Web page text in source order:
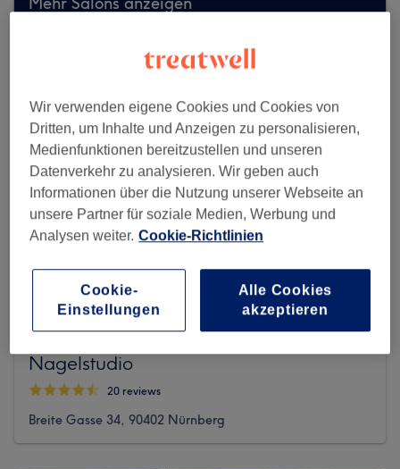
Nagelstudio
20 reviews
Breite Gasse 34, 90402 Nürnberg
Wir verwenden eigene Cookies und Cookies von
Dritten, um Inhalte und Anzeigen zu personalisieren,
Medienfunktionen bereitzustellen und unseren
Datenverkehr zu analysieren. Wir geben auch
Informationen über die Nutzung unserer Webseite an
unsere Partner für soziale Medien, Werbung und
Analysen weiter. Cookie-Richtlinien
Cookie-
Einstellungen
Alle Cookies
akzeptieren